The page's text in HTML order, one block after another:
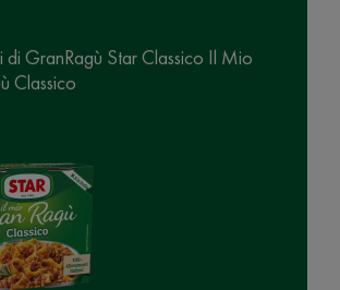
di GranRagù Star Classico Il Mio
Classico